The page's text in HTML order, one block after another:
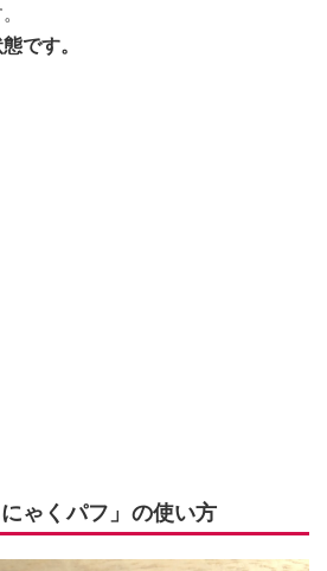
です。
ゃくパフ」の使い方